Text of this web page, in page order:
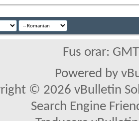
Fus orar:
Powered by
© 2026 vBulletin
Search Engine